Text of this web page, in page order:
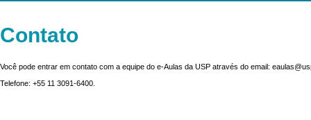
Contato
Você pode entrar em contato com a equipe do e-Aulas da USP através do email:
Telefone: +55 11 3091-6400.